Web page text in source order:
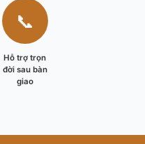
📞
Hỗ trợ trọn
đời sau bàn
giao